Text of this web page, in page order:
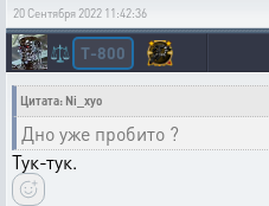
20 Сентября 2022 11:42:36
⚖️ T-800
Цитата: Ni_xyo
Дно уже пробито ?
Тук-тук.